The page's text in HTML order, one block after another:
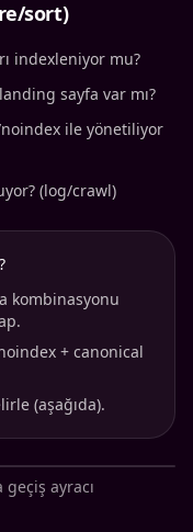
sort)
indexleniyor mu?
sayfa var mı?
ile yönetiliyor
(log/crawl)
kombinasyonu
+ canonical
(aşağıda).
ayracı